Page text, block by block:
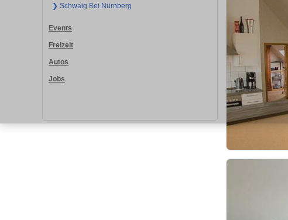
❯ Schwaig Bei Nürnberg
Events
Freizeit
Autos
Jobs